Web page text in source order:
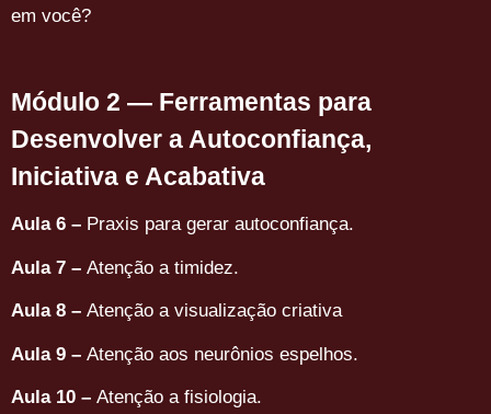
em você?
Módulo 2 — Ferramentas para
Desenvolver a Autoconfiança,
Iniciativa e Acabativa
Aula 6 – Praxis para gerar autoconfiança.
Aula 7 – Atenção a timidez.
Aula 8 – Atenção a visualização criativa
Aula 9 – Atenção aos neurônios espelhos.
Aula 10 – Atenção a fisiologia.